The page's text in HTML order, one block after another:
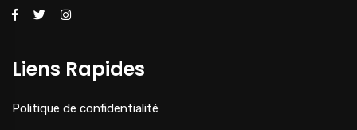
Liens Rapides
Politique de confidentialité